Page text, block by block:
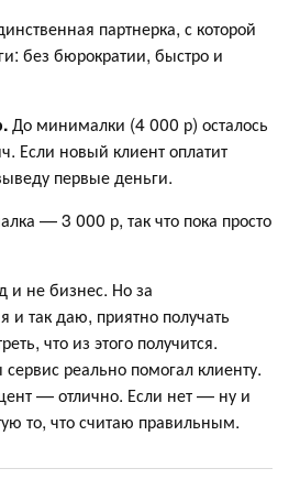
партнерка, с которой
без бюрократии, быстро и
До минималки (4 000 р) осталось
Если новый клиент оплатит
первые деньги.
— 3 000 р, так что пока просто
и не бизнес. Но за
и так даю, приятно получать
что из этого получится.
реально помогал клиенту.
— отлично. Если нет — ну и
то, что считаю правильным.